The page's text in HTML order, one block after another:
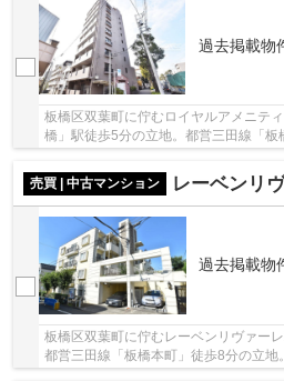
過去掲載物
板橋区双葉町に佇むロイヤルアメニテ
橋」駅徒歩5分の立地。都営三田線「
売買 | 中古マンション
レーベンリ
過去掲載物
板橋区双葉町に佇むレーベンリヴァー
都営三田線「板橋本町」徒歩8分の立